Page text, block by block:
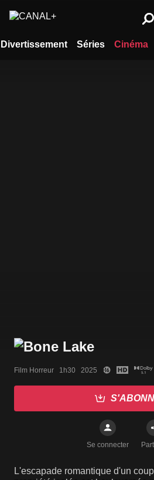
Divertissement Séries Cinéma
Film Horreur   1h30   2025
Se connecter
L'escapade romantique d'un